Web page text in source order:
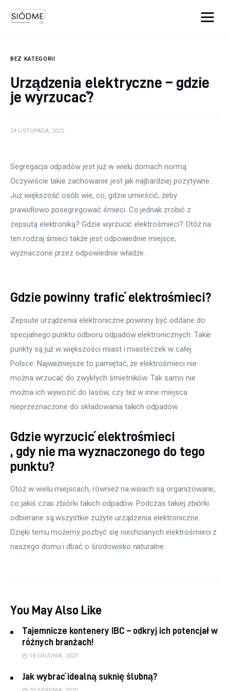
Uroda
Więcej
BEZ KATEGORII
Urządzenia elektryczne – gdzie
je wyrzucać?
24 LISTOPADA, 2022
Segregacja odpadów jest już w wielu domach normą.
Oczywiście takie zachowanie jest jak najbardziej pozytywne.
Już większość osób wie, co, gdzie umieścić, żeby
prawidłowo posegregować śmieci. Co jednak zrobić z
zepsutą elektroniką? Gdzie wyrzucić elektrośmieci? Otóż na
ten rodzaj śmieci także jest odpowiednie miejsce,
wyznaczone przez odpowiednie władze.
Gdzie powinny trafić elektrośmieci?
Zepsute urządzenia elektroniczne powinny być oddane do
specjalnego punktu odbioru odpadów elektronicznych. Takie
punkty są już w większości miast i miasteczek w całej
Polsce. Najważniejsze to pamiętać, że elektrośmieci nie
można wrzucać do zwykłych śmietników. Tak samo nie
można ich wywozić do lasów, czy też w inne miejsca
nieprzeznaczone do składowania takich odpadów.
Gdzie wyrzucić elektrośmieci
, gdy nie ma wyznaczonego do tego
punktu?
Otóż w wielu miejscach, również na wsiach są organizowane,
co jakiś czas zbiórki takich odpadów. Podczas takiej zbiórki
odbierane są wszystkie zużyte urządzenia elektroniczne.
Dzięki temu możemy pozbyć się niechcianych elektrośmieci z
naszego domu i dbać o środowisko naturalne.
You May Also Like
Tajemnicze kontenery IBC – odkryj ich potencjał w
różnych branżach!
18 GRUDNIA, 2023
Jak wybrać idealną suknię ślubną?